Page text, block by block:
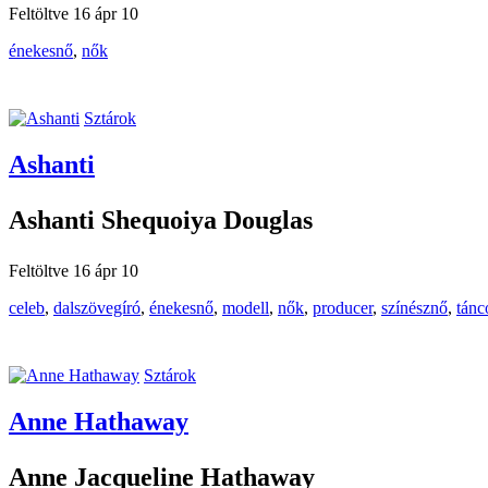
Feltöltve 16 ápr 10
énekesnő, nők
Sztárok
Ashanti
Ashanti Shequoiya Douglas
Feltöltve 16 ápr 10
celeb, dalszövegíró, énekesnő, modell, nők, producer, színésznő,
Sztárok
Anne Hathaway
Anne Jacqueline Hathaway